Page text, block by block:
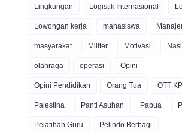
Lingkungan Logistik Internasional
Lowongan kerja mahasiswa
masyarakat Militer Motivasi
olahraga operasi Opini
Opini Pendidikan Orang Tua OTT
Palestina Panti Asuhan Papua
Pelatihan Guru Pelindo Berbagi